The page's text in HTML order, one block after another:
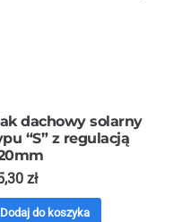
dachowy solarny
“S” z regulacją
zł
Dodaj do koszyka